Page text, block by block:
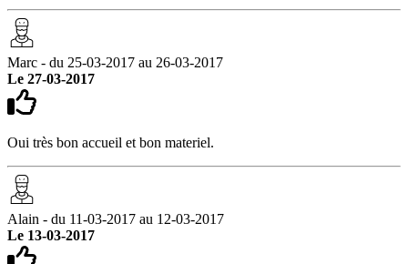
Marc - du 25-03-2017 au 26-03-2017
Le 27-03-2017
Oui très bon accueil et bon materiel.
Alain - du 11-03-2017 au 12-03-2017
Le 13-03-2017